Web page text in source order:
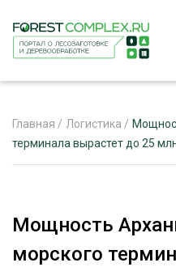
Главная / Логистика /
терминала вырастет до 25
Мощность
морского